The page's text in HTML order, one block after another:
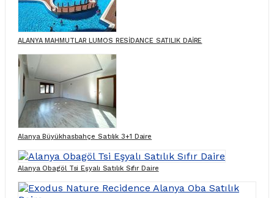
ALANYA MAHMUTLAR LUMOS RESİDANCE SATILIK DAİRE
Alanya Büyükhasbahçe Satılık 3+1 Daire
Alanya Obagöl Tsi Eşyalı Satılık Sıfır Daire